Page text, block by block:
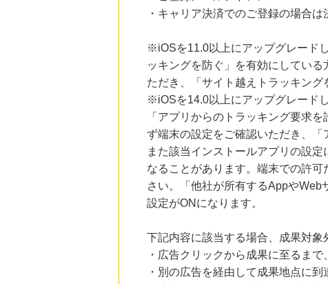
・キャリア決済でのご登録の場合は
※iOSを11.0以上にアップグレード
ッキングを防ぐ」を有効にしてい
ただき、「サイト越えトラッキング
※iOSを14.0以上にアップグレード
「アプリからのトラッキング要求
ず端末の設定をご確認いただき、「
また該当インストールアプリの設
なることがあります。端末での許
さい。「他社が所有するAppや
設定がONになります。
下記内容に該当する場合、成果対象
・広告クリックから成果に至るま
・別の広告を経由して成果地点に到